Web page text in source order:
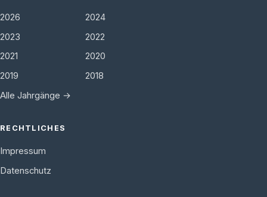
2026
2024
2023
2022
2021
2020
2019
2018
Alle Jahrgänge →
RECHTLICHES
Impressum
Datenschutz